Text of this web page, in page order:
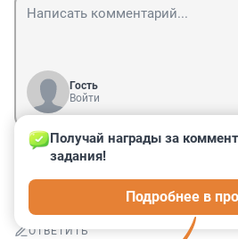
Гость
Войти
Гость
Выслать из города!
ОТВЕТИТЬ
Получай награды за
задания!
Подробнее в